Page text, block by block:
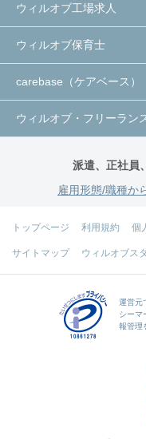
ウィルオブ工場求人
ウィルオブ保育士
carebase（ケアベース）
ウィルオブ・フリーラン
派遣、正社員
雇用形態/職種か
トップページ 利用規約 個
サイトマップ ウィルオブス
運営元
シーマ
報管理